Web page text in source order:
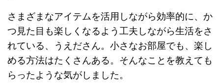
さまざまなアイテムを活用しながら効率的に、か
つ見た目も楽しくなるよう工夫しながら生活をさ
れている、うえださん。小さなお部屋でも、楽し
める方法はたくさんある。そんなことを教えても
らったような気がしました。